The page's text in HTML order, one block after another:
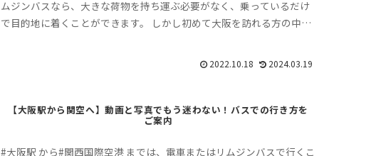
ムジンバスなら、大きな荷物を持ち運ぶ必要がなく、乗っているだけ
で目的地に着くことができます。 しかし初めて大阪を訪れる方の中に
2022.10.18 2024.03.19
【大阪駅から関空へ】動画と写真でもう迷わない！バスでの行き方を
ご案内
#大阪駅 から#関西国際空港 までは、電車またはリムジンバスで行くこ